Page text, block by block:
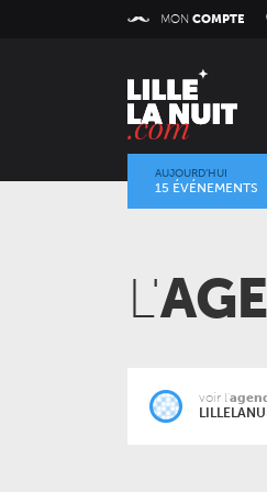
MON COMPTE
AUJOURD’HUI
15 ÉVÉNEMENTS
Lokerse
L'
voir l'